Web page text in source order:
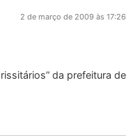
2 de março de 2009 às 17:26
da prefeitura de